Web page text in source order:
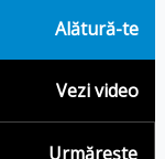
Alătură-te
Vezi video
Urmărește